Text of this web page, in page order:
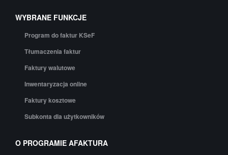
WYBRANE FUNKCJE
Program do faktur KSeF
Tłumaczenia faktur
Faktury walutowe
Inwentaryzacja online
Faktury kosztowe
Subkonta dla użytkowników
O PROGRAMIE AFAKTURA